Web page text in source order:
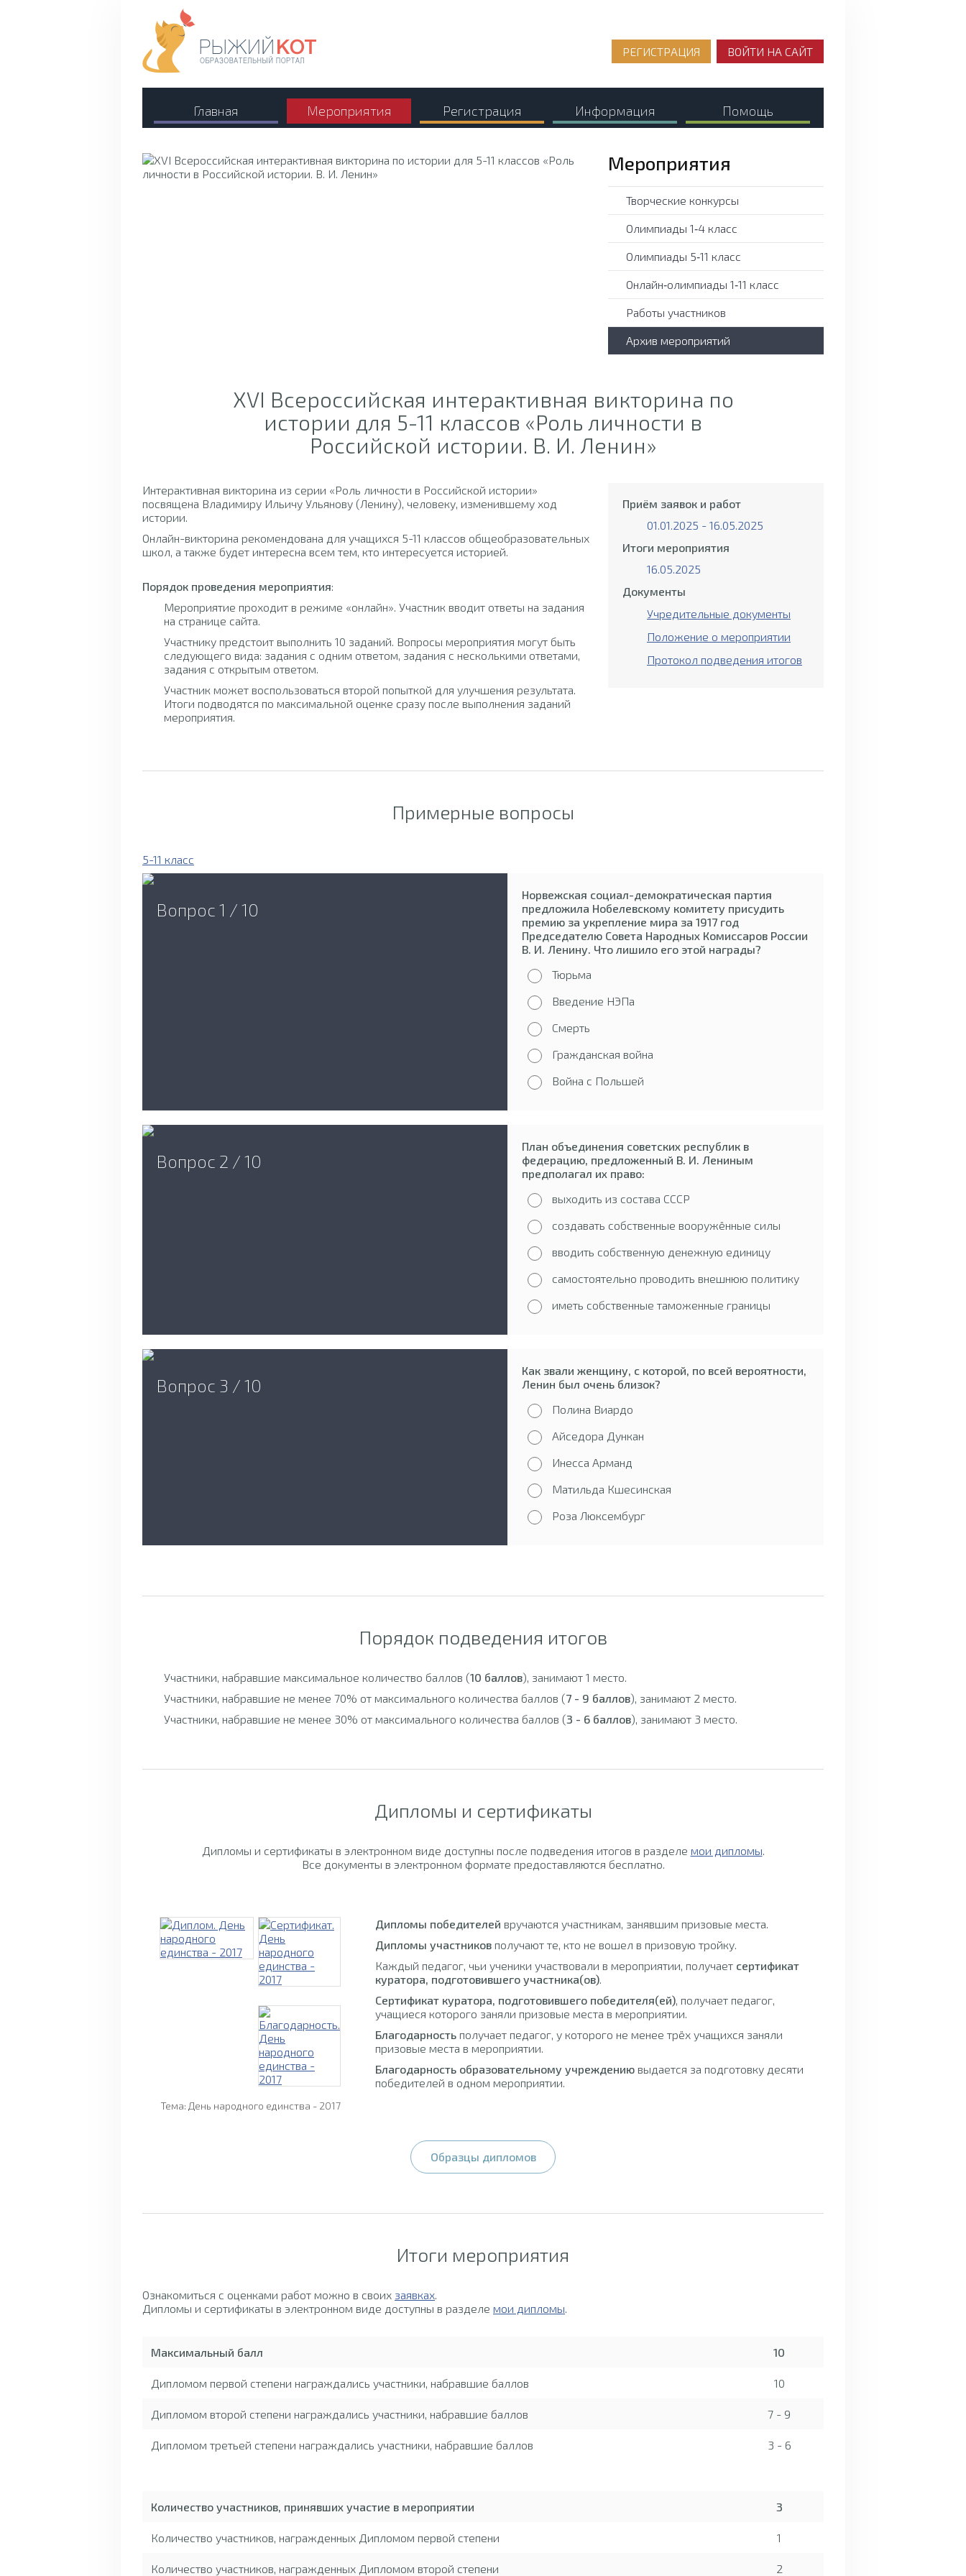
РЕГИСТРАЦИЯ ВОЙТИ НА САЙТ
Главная Мероприятия Регистрация Информация Помощь
Мероприятия
Творческие конкурсы
Олимпиады 1‑4 класс
Олимпиады 5‑11 класс
Онлайн‑олимпиады 1‑11 класс
Работы участников
Архив мероприятий
XVI Всероссийская интерактивная викторина по
истории для 5-11 классов «Роль личности в
Российской истории. В. И. Ленин»
Интерактивная викторина из серии «Роль личности в Российской истории»
посвящена Владимиру Ильичу Ульянову (Ленину), человеку, изменившему ход
истории.
Онлайн-викторина рекомендована для учащихся 5-11 классов общеобразовательных
школ, а также будет интересна всем тем, кто интересуется историей.
Порядок проведения мероприятия:
Мероприятие проходит в режиме «онлайн». Участник вводит ответы на задания
на странице сайта.
Участнику предстоит выполнить 10 заданий. Вопросы мероприятия могут быть
следующего вида: задания с одним ответом, задания с несколькими ответами,
задания с открытым ответом.
Участник может воспользоваться второй попыткой для улучшения результата.
Итоги подводятся по максимальной оценке сразу после выполнения заданий
мероприятия.
Приём заявок и работ
01.01.2025 - 16.05.2025
Итоги мероприятия
16.05.2025
Документы
Учредительные документы
Положение о мероприятии
Протокол подведения итогов
Примерные вопросы
5-11 класс
Вопрос 1 / 10
Норвежская социал-демократическая партия
предложила Нобелевскому комитету присудить
премию за укрепление мира за 1917 год
Председателю Совета Народных Комиссаров России
В. И. Ленину. Что лишило его этой награды?
Тюрьма
Введение НЭПа
Смерть
Гражданская война
Война с Польшей
Вопрос 2 / 10
План объединения советских республик в
федерацию, предложенный В. И. Лениным
предполагал их право:
выходить из состава СССР
создавать собственные вооружённые силы
вводить собственную денежную единицу
самостоятельно проводить внешнюю политику
иметь собственные таможенные границы
Вопрос 3 / 10
Как звали женщину, с которой, по всей вероятности,
Ленин был очень близок?
Полина Виардо
Айседора Дункан
Инесса Арманд
Матильда Кшесинская
Роза Люксембург
Порядок подведения итогов
Участники, набравшие максимальное количество баллов (10 баллов), занимают 1 место.
Участники, набравшие не менее 70% от максимального количества баллов (7 - 9 баллов), занимают 2 место.
Участники, набравшие не менее 30% от максимального количества баллов (3 - 6 баллов), занимают 3 место.
Дипломы и сертификаты
Дипломы и сертификаты в электронном виде доступны после подведения итогов в разделе мои дипломы.
Все документы в электронном формате предоставляются бесплатно.
Тема: День народного единства - 2017
Дипломы победителей вручаются участникам, занявшим призовые места.
Дипломы участников получают те, кто не вошел в призовую тройку.
Каждый педагог, чьи ученики участвовали в мероприятии, получает сертификат
куратора, подготовившего участника(ов).
Сертификат куратора, подготовившего победителя(ей), получает педагог,
учащиеся которого заняли призовые места в мероприятии.
Благодарность получает педагог, у которого не менее трёх учащихся заняли
призовые места в мероприятии.
Благодарность образовательному учреждению выдается за подготовку десяти
победителей в одном мероприятии.
Образцы дипломов
Итоги мероприятия
Ознакомиться с оценками работ можно в своих заявках.
Дипломы и сертификаты в электронном виде доступны в разделе мои дипломы.
Максимальный балл 10
Дипломом первой степени награждались участники, набравшие баллов 10
Дипломом второй степени награждались участники, набравшие баллов 7 - 9
Дипломом третьей степени награждались участники, набравшие баллов 3 - 6
Количество участников, принявших участие в мероприятии 3
Количество участников, награжденных Дипломом первой степени 1
Количество участников, награжденных Дипломом второй степени 2